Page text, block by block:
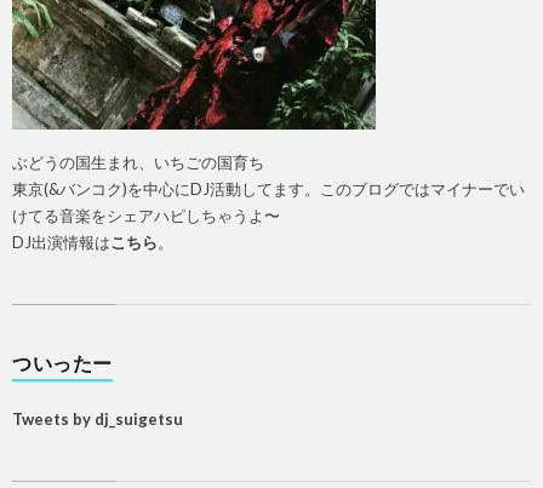
ぶどうの国生まれ、いちごの国育ち
東京(&バンコク)を中心にDJ活動してます。このブログではマイナーでい
けてる音楽をシェアハピしちゃうよ〜
DJ出演情報はこちら。
ついったー
Tweets by dj_suigetsu